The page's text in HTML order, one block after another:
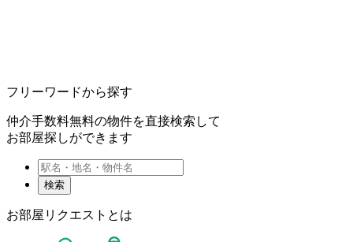
フリーワードから探す
仲介手数料無料の物件を直接検索して
お部屋探しができます
検索
お部屋リクエストとは